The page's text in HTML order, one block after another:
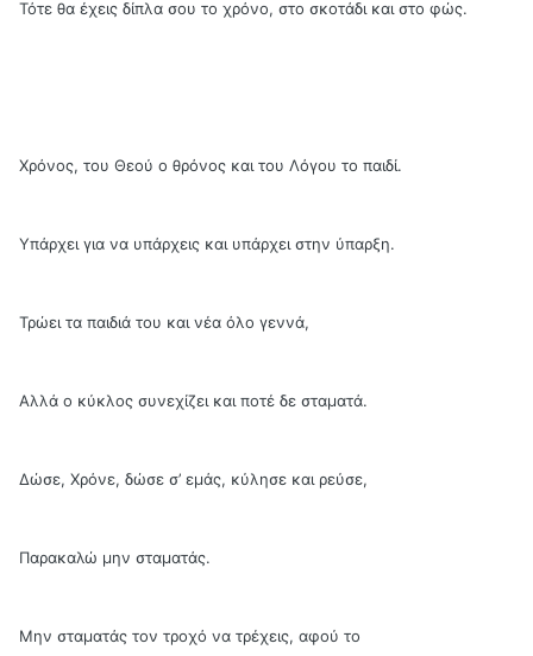
Τότε θα έχεις δίπλα σου το χρόνο, στο σκοτάδι και στο φώς.
Χρόνος, του Θεού ο θρόνος και του Λόγου το παιδί.
Υπάρχει για να υπάρχεις και υπάρχει στην ύπαρξη.
Τρώει τα παιδιά του και νέα όλο γεννά,
Αλλά ο κύκλος συνεχίζει και ποτέ δε σταματά.
Δώσε, Χρόνε, δώσε σ’ εμάς, κύλησε και ρεύσε,
Παρακαλώ μην σταματάς.
Μην σταματάς τον τροχό να τρέχεις, αφού το